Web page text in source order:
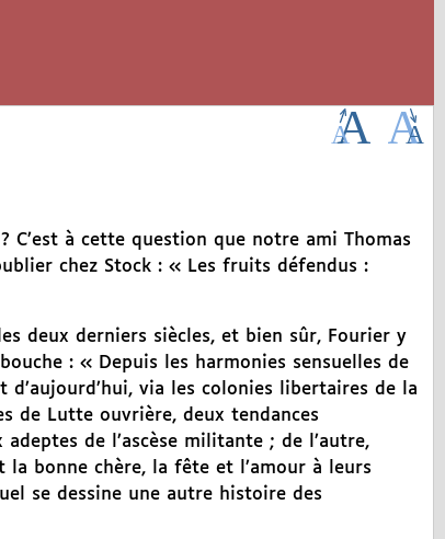
C’est à cette question que notre ami Thomas
chez Stock : « Les fruits défendus :
deux derniers siècles, et bien sûr, Fourier y
: « Depuis les harmonies sensuelles de
via les colonies libertaires de la
de Lutte ouvrière, deux tendances
de l’ascèse militante ; de l’autre,
bonne chère, la fête et l’amour à leurs
se dessine une autre histoire des